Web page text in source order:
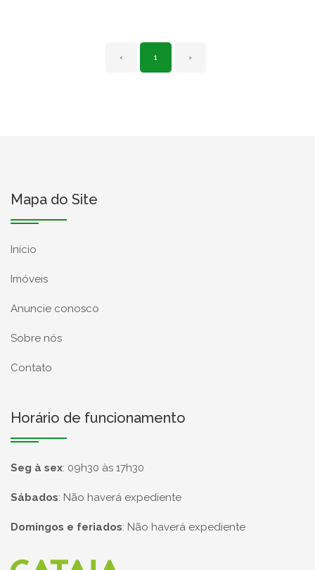
‹ 1 ›
Mapa do Site
Início
Imóveis
Anuncie conosco
Sobre nós
Contato
Horário de funcionamento
Seg à sex: 09h30 às 17h30
Sábados: Não haverá expediente
Domingos e feriados: Não haverá expediente